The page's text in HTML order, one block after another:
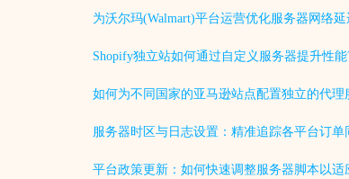
为沃尔玛(Walmart)平台运营优化服务器网络延
Shopify独立站如何通过自定义服务器提升性能
如何为不同国家的亚马逊站点配置独立的代理
服务器时区与日志设置：精准追踪各平台订单
平台政策更新：如何快速调整服务器脚本以适